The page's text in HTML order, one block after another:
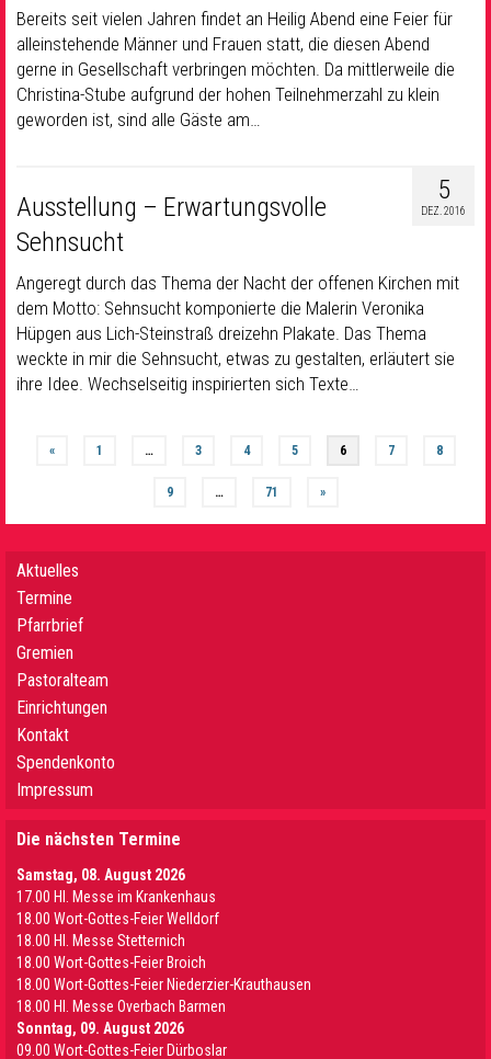
Bereits seit vielen Jahren findet an Heilig Abend eine Feier für
alleinstehende Männer und Frauen statt, die diesen Abend
gerne in Gesellschaft verbringen möchten. Da mittlerweile die
Christina-Stube aufgrund der hohen Teilnehmerzahl zu klein
geworden ist, sind alle Gäste am…
5
DEZ. 2016
Ausstellung – Erwartungsvolle
Sehnsucht
Angeregt durch das Thema der Nacht der offenen Kirchen mit
dem Motto: Sehnsucht komponierte die Malerin Veronika
Hüpgen aus Lich-Steinstraß dreizehn Plakate. Das Thema
weckte in mir die Sehnsucht, etwas zu gestalten, erläutert sie
ihre Idee. Wechselseitig inspirierten sich Texte…
« 1 … 3 4 5 6 7 8
9 … 71 »
Aktuelles
Termine
Pfarrbrief
Gremien
Pastoralteam
Einrichtungen
Kontakt
Spendenkonto
Impressum
Die nächsten Termine
Samstag, 08. August 2026
17.00 Hl. Messe im Krankenhaus
18.00 Wort-Gottes-Feier Welldorf
18.00 Hl. Messe Stetternich
18.00 Wort-Gottes-Feier Broich
18.00 Wort-Gottes-Feier Niederzier-Krauthausen
18.00 Hl. Messe Overbach Barmen
Sonntag, 09. August 2026
09.00 Wort-Gottes-Feier Dürboslar